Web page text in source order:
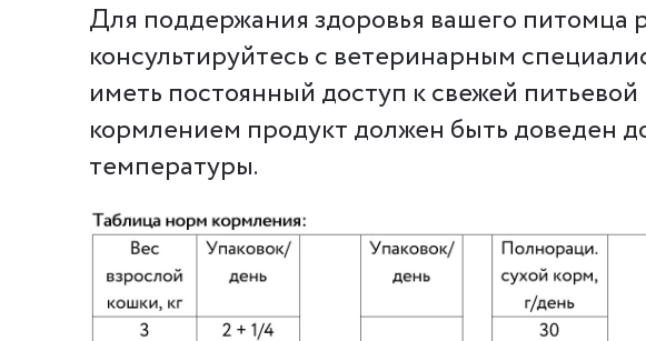
Для поддержания здоровья вашего питомца
консультируйтесь с ветеринарным
иметь постоянный доступ к свежей
кормлением продукт должен быть доведен
температуры.